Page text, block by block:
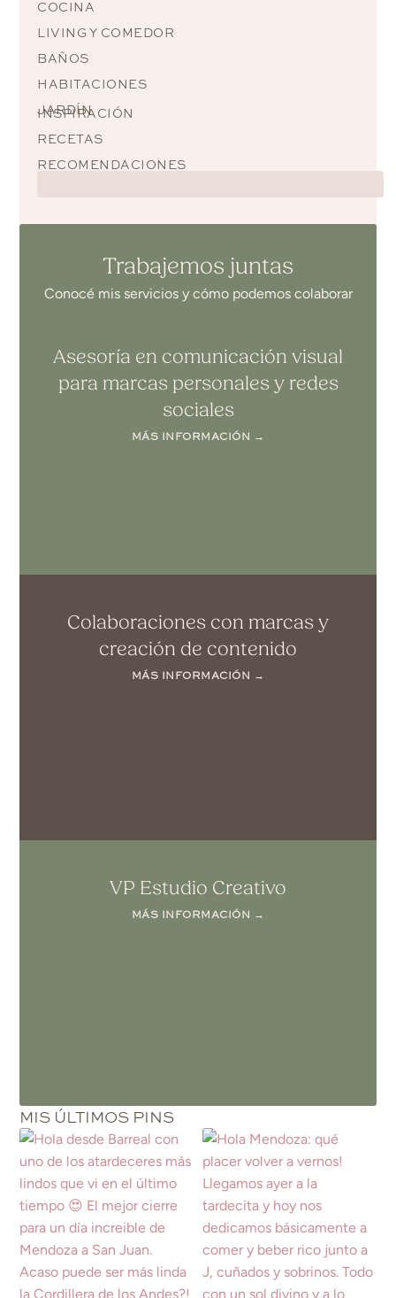
COCINA
LIVING Y COMEDOR
BAÑOS
HABITACIONES
JARDÍN
INSPIRACIÓN
RECETAS
RECOMENDACIONES
Trabajemos juntas
Conocé mis servicios y cómo podemos colaborar
Asesoría en comunicación visual
para marcas personales y redes
sociales
MÁS INFORMACIÓN →
Colaboraciones con marcas y
creación de contenido
MÁS INFORMACIÓN →
VP Estudio Creativo
MÁS INFORMACIÓN →
MIS ÚLTIMOS PINS